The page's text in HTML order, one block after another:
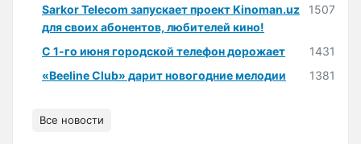
Sarkor Telecom запускает проект Kinoman.uz
для своих абонентов, любителей кино!
1507
С 1-го июня городской телефон дорожает
1431
«Beeline Club» дарит новогодние мелодии
1381
Все новости